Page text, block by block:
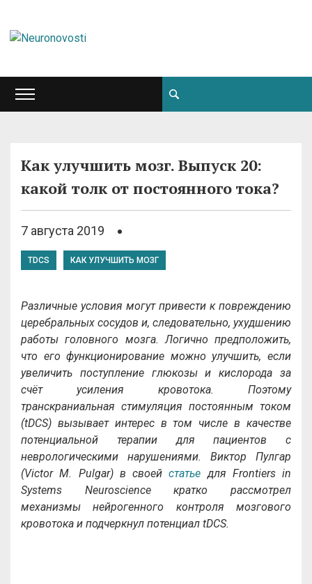
Как улучшить мозг. Выпуск 20:
какой толк от постоянного тока?
7 августа 2019
TDCS КАК УЛУЧШИТЬ МОЗГ
Различные условия могут привести к повреждению
церебральных сосудов и, следовательно, ухудшению
работы головного мозга. Логично предположить,
что его функционирование можно улучшить, если
увеличить поступление глюкозы и кислорода за
счёт усиления кровотока. Поэтому
транскраниальная стимуляция постоянным током
(tDCS) вызывает интерес в том числе в качестве
потенциальной терапии для пациентов с
неврологическими нарушениями. Виктор Пулгар
(Victor M. Pulgar) в своейстатье для Frontiers in
Systems
Neuroscience
кратко рассмотрел
механизмы нейрогенного контроля мозгового
кровотока и подчеркнул потенциал tDCS.